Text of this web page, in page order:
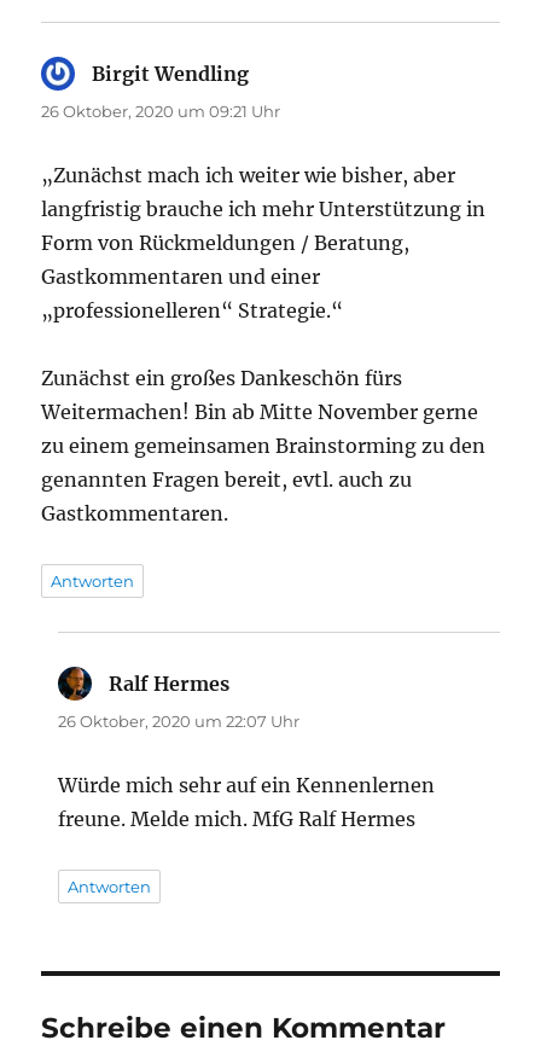
Birgit Wendling
26 Oktober, 2020 um 09:21 Uhr
„Zunächst mach ich weiter wie bisher, aber
langfristig brauche ich mehr Unterstützung in
Form von Rückmeldungen / Beratung,
Gastkommentaren und einer
„professionelleren“ Strategie.“
Zunächst ein großes Dankeschön fürs
Weitermachen! Bin ab Mitte November gerne
zu einem gemeinsamen Brainstorming zu den
genannten Fragen bereit, evtl. auch zu
Gastkommentaren.
Antworten
Ralf Hermes
26 Oktober, 2020 um 22:07 Uhr
Würde mich sehr auf ein Kennenlernen
freune. Melde mich. MfG Ralf Hermes
Antworten
Schreibe einen Kommentar